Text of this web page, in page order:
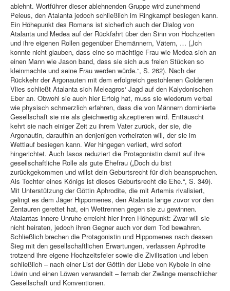
ablehnt. Wortführer dieser ablehnenden Gruppe wird zunehmend
Peleus, den Atalanta jedoch schließlich im Ringkampf besiegen kann.
Ein Höhepunkt des Romans ist sicherlich auch der Dialog von
Atalanta und Medea auf der Rückfahrt über den Sinn von Hochzeiten
und ihre eigenen Rollen gegenüber Ehemännern, Vätern, … („Ich
konnte nicht glauben, dass eine so mächtige Frau wie Medea sich an
einen Mann wie Jason band, dass sie sich aus freien Stücken so
kleinmachte und seine Frau werden würde.“, S. 262). Nach der
Rückkehr der Argonauten mit dem erfolgreich gestohlenen Goldenen
Vlies schließt Atalanta sich Meleagros‘ Jagd auf den Kalydonischen
Eber an. Obwohl sie auch hier Erfolg hat, muss sie wiederum verbal
wie physisch schmerzlich erfahren, dass die von Männern dominierte
Gesellschaft sie nie als gleichwertig akzeptieren wird. Enttäuscht
kehrt sie nach einiger Zeit zu ihrem Vater zurück, der sie, die
Argonautin, daraufhin an denjenigen verheiraten will, der sie im
Wettlauf besiegen kann. Wer hingegen verliert, wird sofort
hingerichtet. Auch Iasos reduziert die Protagonistin damit auf ihre
gesellschaftliche Rolle als gute Ehefrau („Doch du bist
zurückgekommen und willst dein Geburtsrecht für dich beanspruchen.
Als Tochter eines Königs ist dieses Geburtsrecht die Ehe.“, S. 349).
Mit Unterstützung der Göttin Aphrodite, die mit Artemis rivalisiert,
gelingt es dem Jäger Hippomenes, den Atalanta lange zuvor vor den
Zentauren gerettet hat, ein Wettrennen gegen sie zu gewinnen.
Atalantas innere Unruhe erreicht hier ihren Höhepunkt: Zwar will sie
nicht heiraten, jedoch ihren Gegner auch vor dem Tod bewahren.
Schließlich brechen die Protagonistin und Hippomenes nach dessen
Sieg mit den gesellschaftlichen Erwartungen, verlassen Aphrodite
trotzend ihre eigene Hochzeitsfeier sowie die Zivilisation und leben
schließlich – nach einer List der Göttin der Liebe von Kybele in eine
Löwin und einen Löwen verwandelt – fernab der Zwänge menschlicher
Gesellschaft und Konventionen.